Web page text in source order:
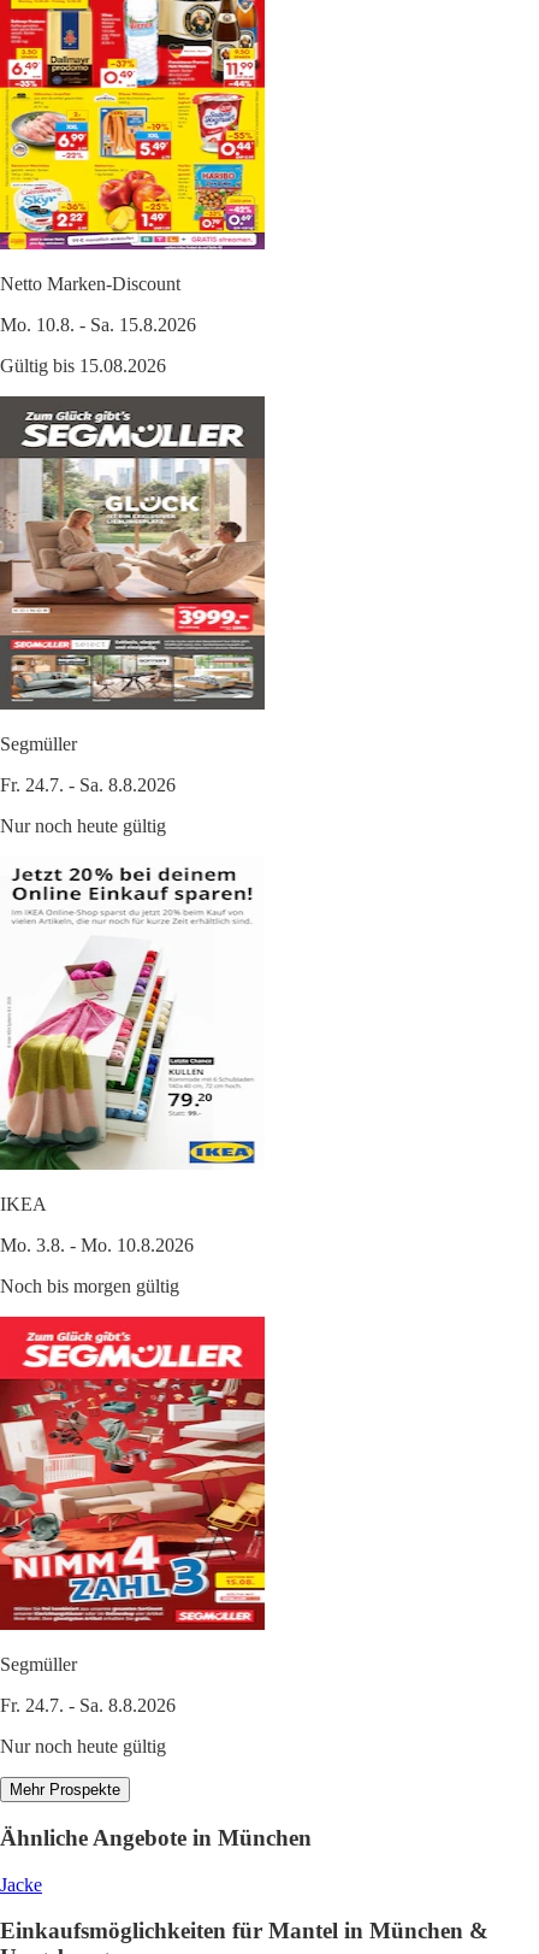
Netto Marken-Discount
Mo. 10.8. - Sa. 15.8.2026
Gültig bis 15.08.2026
Segmüller
Fr. 24.7. - Sa. 8.8.2026
Nur noch heute gültig
IKEA
Mo. 3.8. - Mo. 10.8.2026
Noch bis morgen gültig
Segmüller
Fr. 24.7. - Sa. 8.8.2026
Nur noch heute gültig
Mehr Prospekte
Ähnliche Angebote in München
Jacke
Einkaufsmöglichkeiten für Mantel in München &